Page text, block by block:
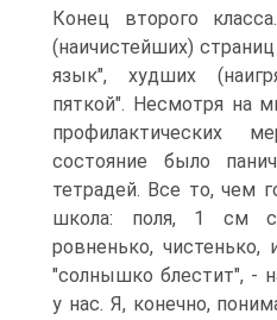
Конец второго
(наичистейших)
язык", худших
пяткой". Несмотря на
профилактических
состояние было
тетрадей. Все то, чем
школа: поля, 1 см
ровненько, чистенько,
"солнышко блестит", -
у нас. Я, конечно,